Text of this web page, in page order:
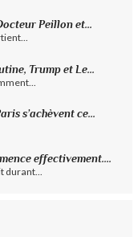
Peillon et...
Trump et Le...
s’achèvent ce...
effectivement....